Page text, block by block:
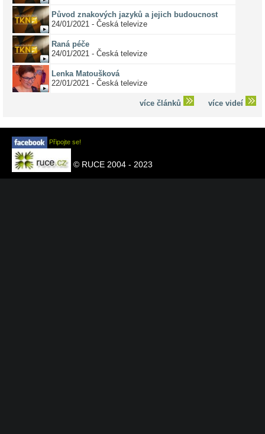
Původ znakových jazyků a jejich budoucnost
24/01/2021 - Česká televize
Raná péče
24/01/2021 - Česká televize
Lenka Matoušková
22/01/2021 - Česká televize
více článků více videí
Připojte se!
© RUCE 2004 - 2023